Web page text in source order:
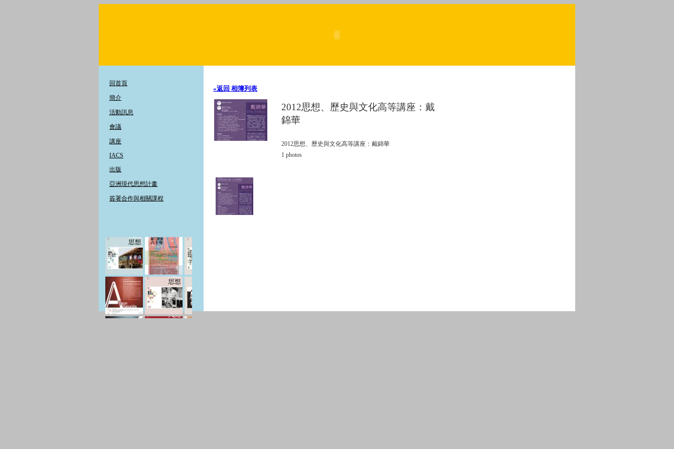
回首頁
簡介
活動訊息
會議
講座
IACS
出版
亞洲現代思想計畫
簽署合作與相關課程
«返回 相簿列表
2012思想、歷史與​文化高等講座：戴
錦​華
2012思想、歷史與​文化高等講座：戴錦​華
1 photos